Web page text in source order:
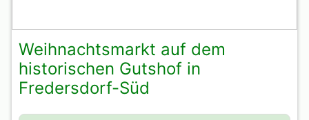
Weihnachtsmarkt auf dem
historischen Gutshof in
Fredersdorf-Süd